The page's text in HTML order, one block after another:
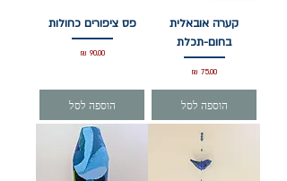
קערה אובאלית
בחום-תכלת
מחיר
הוספה לסל
פס ציפורים כחולות
מחיר‏90.00 ‏₪
הוספה לסל